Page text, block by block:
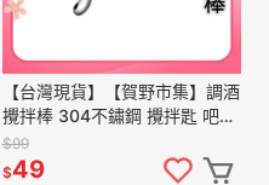
【台灣現貨】【賀野市集】調酒
攪拌棒 304不鏽鋼 攪拌匙 吧匙
吧叉匙 吧平匙 吧勺 雙頭 調酒
工具 雞尾酒 餐廳營業
$99
$49